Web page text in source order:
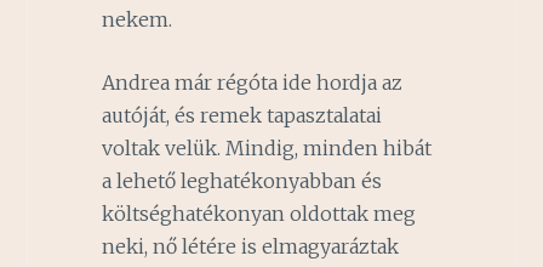
nekem.
Andrea már régóta ide hordja az
autóját, és remek tapasztalatai
voltak velük. Mindig, minden hibát
a lehető leghatékonyabban és
költséghatékonyan oldottak meg
neki, nő létére is elmagyaráztak